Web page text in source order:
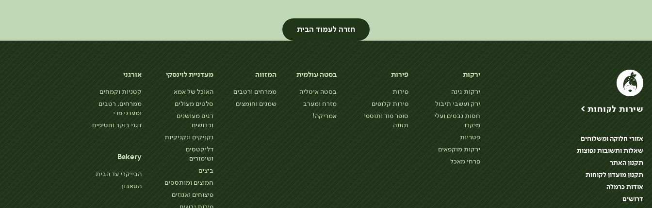
חזרה לעמוד הבית
ירקות
ירקות גינה
ירק ועשבי תיבול
חסות נבטים ועלי
מיקרו
פטריות
ירקות מוקפאים
פרחי מאכל
פירות
פירות
פירות קלופים
סופר פוד ותוספי
תזונה
בסטה עולמית
בסטה איטליה
מזרח ומערב
אמריקה!
המזווה
ממרחים ורטבים
שמנים וחומצים
מעדניית לוינסקי
האוכל של אמא
סלטים מעולים
דגים מעושנים
וכבושים
נקניקים ונקניקיות
דליקטסים
ושימורים
ביצים
חמוצים ומותססים
פיצוחים ואגוזים
אורגני
קטניות וקמחים
ממרחים, רטבים
ומעדני פרי
דגני בוקר וחטיפים
Bakery
הבייקרי עד הבית
הטאבון
שירות לקוחות >
אזורי חלוקה ומשלוחים
שאלות ותשובות נפוצות
תקנון האתר
תקנון מועדון לקוחות
אודות כרמלה
דרושים